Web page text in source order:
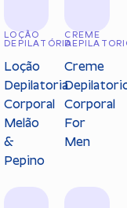
LOÇÃO
DEPILATÓRIA
Loção
Depilatoria
Corporal
Melão
&
Pepino
CREME
Creme
Corporal
For
Men